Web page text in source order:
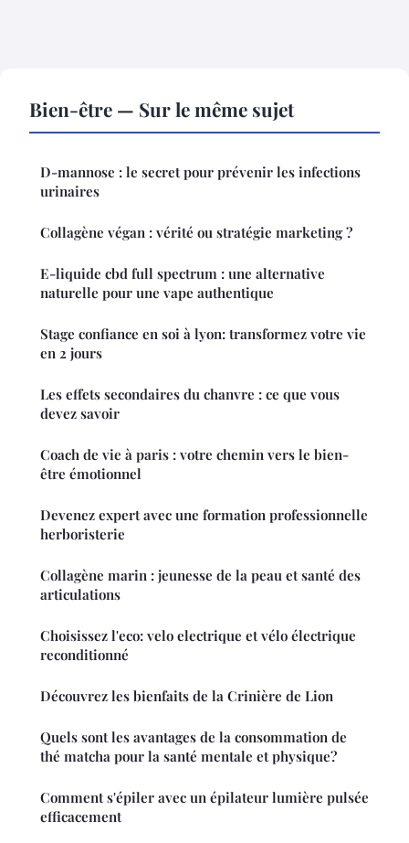
Bien-être — Sur le même sujet
D-mannose : le secret pour prévenir les infections
urinaires
Collagène végan : vérité ou stratégie marketing ?
E-liquide cbd full spectrum : une alternative
naturelle pour une vape authentique
Stage confiance en soi à lyon: transformez votre vie
en 2 jours
Les effets secondaires du chanvre : ce que vous
devez savoir
Coach de vie à paris : votre chemin vers le bien-
être émotionnel
Devenez expert avec une formation professionnelle
herboristerie
Collagène marin : jeunesse de la peau et santé des
articulations
Choisissez l'eco: velo electrique et vélo électrique
reconditionné
Découvrez les bienfaits de la Crinière de Lion
Quels sont les avantages de la consommation de
thé matcha pour la santé mentale et physique?
Comment s'épiler avec un épilateur lumière pulsée
efficacement